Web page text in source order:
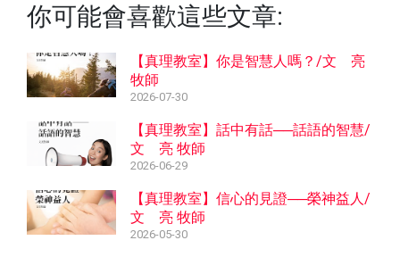
你可能會喜歡這些文章:
【真理教室】你是智慧人嗎？/文 亮
牧師
2026-07-30
【真理教室】話中有話──話語的智慧/
文 亮 牧師
2026-06-29
【真理教室】信心的見證──榮神益人/
文 亮 牧師
2026-05-30